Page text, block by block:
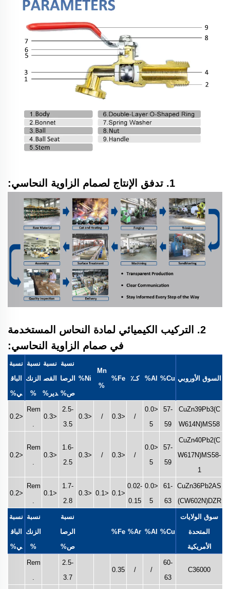
1. تدفق الإنتاج لصمام الزاوية النحاسي:
2. التركيب الكيميائي لمادة النحاس المستخدمة
في صمام الزاوية النحاسي:
السوق الأوروبي Cu%
Al% كـ٪ Fe%
Mn
%
Ni%
نسبة
الرصا
ص%
نسبة
القص
دير%
نسبة
الزنك
%
نسبة
الباق
ي%
CuZn39Pb3(C
W614N)MS58
57-
59
<0.0
5
/
<0.3
/
<0.3
2.5-
3.5
<0.3
Rem
.
<0.2
CuZn40Pb2(C
W617N)MS58-
1
57-
59
<0.0
5
/
<0.3
/
<0.3
1.6-
2.5
<0.3
Rem
.
<0.2
CuZn36Pb2AS
(CW602N)DZR
61-
63
<0.0
5
0.02-
0.15
<0.1
<0.1
<0.3
1.7-
2.8
<0.1
Rem
.
<0.2
سوق الولايات
المتحدة
الأمريكية
Cu%
Al%
Ar%
Fe%
نسبة
الرصا
ص%
نسبة
الزنك
%
نسبة
الباق
ي%
C36000
60-
63
/
/
0.35
2.5-
3.7
Rem
.